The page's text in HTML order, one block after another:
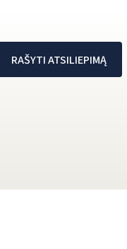
RAŠYTI ATSILIEPIMĄ